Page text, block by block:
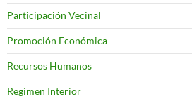
Participación Vecinal
Promoción Económica
Recursos Humanos
Regimen Interior